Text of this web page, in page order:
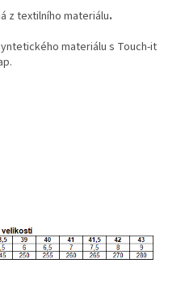
z textilního materiálu.
materiálu s Touch-it